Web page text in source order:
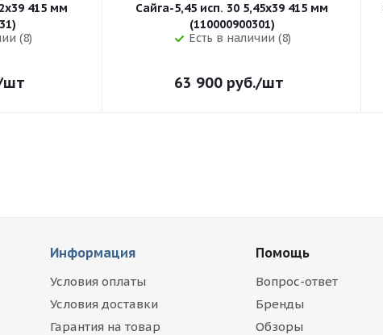
415 мм
(8)
Сайга-5,45 исп. 30 5,45x39 415 мм
(110000900301)
Есть в наличии (8)
63 900 руб./шт
Информация
Условия оплаты
Условия доставки
Гарантия на товар
Помощь
Вопрос-ответ
Бренды
Обзоры